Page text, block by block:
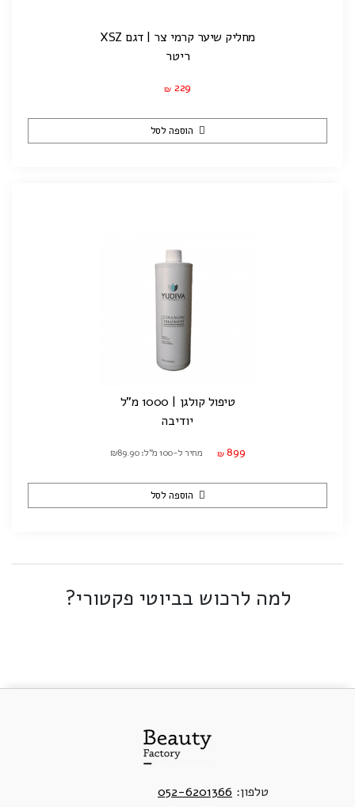
מחליק שיער קרמי צר | דגם XSZ
ריטר
₪ 229
הוספה לסל
טיפול קולגן | 1000 מ"ל
יודיבה
₪ 899 מחיר ל-100 מ"ל: ₪89.90
הוספה לסל
למה לרכוש בביוטי פקטורי?
טלפון: 052-6201366